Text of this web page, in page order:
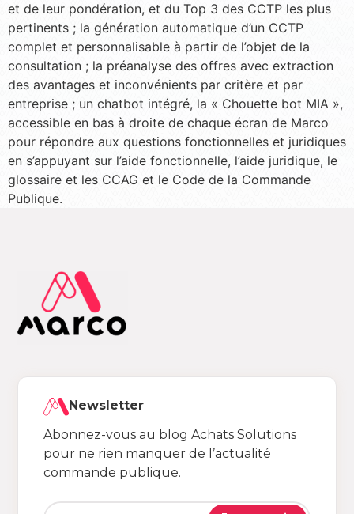
et de leur pondération, et du Top 3 des CCTP les plus
pertinents ; la génération automatique d’un CCTP
complet et personnalisable à partir de l’objet de la
consultation ; la préanalyse des offres avec extraction
des avantages et inconvénients par critère et par
entreprise ; un chatbot intégré, la « Chouette bot MIA »,
accessible en bas à droite de chaque écran de Marco
pour répondre aux questions fonctionnelles et juridiques
en s’appuyant sur l’aide fonctionnelle, l’aide juridique, le
glossaire et les CCAG et le Code de la Commande
Publique.
Newsletter
Abonnez-vous au blog Achats Solutions
pour ne rien manquer de l’actualité
commande publique.